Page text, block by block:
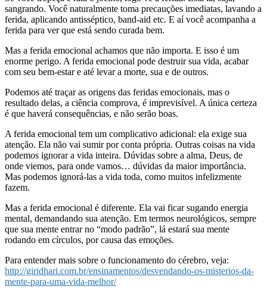
sangrando. Você naturalmente toma precauções imediatas, lavando a
ferida, aplicando antisséptico, band-aid etc. E aí você acompanha a
ferida para ver que está sendo curada bem.
Mas a ferida emocional achamos que não importa. E isso é um
enorme perigo. A ferida emocional pode destruir sua vida, acabar
com seu bem-estar e até levar a morte, sua e de outros.
Podemos até traçar as origens das feridas emocionais, mas o
resultado delas, a ciência comprova, é imprevisível. A única certeza
é que haverá consequências, e não serão boas.
A ferida emocional tem um complicativo adicional: ela exige sua
atenção. Ela não vai sumir por conta própria. Outras coisas na vida
podemos ignorar a vida inteira. Dúvidas sobre a alma, Deus, de
onde viemos, para onde vamos… dúvidas da maior importância.
Mas podemos ignorá-las a vida toda, como muitos infelizmente
fazem.
Mas a ferida emocional é diferente. Ela vai ficar sugando energia
mental, demandando sua atenção. Em termos neurológicos, sempre
que sua mente entrar no “modo padrão”, lá estará sua mente
rodando em círculos, por causa das emoções.
Para entender mais sobre o funcionamento do cérebro, veja:
http://giridhari.com.br/ensinamentos/desvendando-os-misterios-da-
mente-para-uma-vida-melhor/